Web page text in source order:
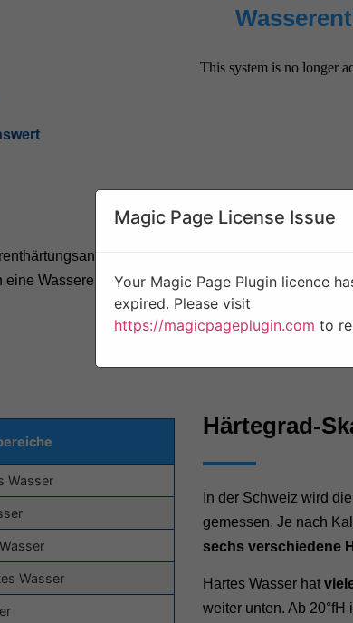
ist ab
eine Wasserenthärtung
Wasser
Wasser
Härtegrad-
In der Schweiz wird
gemessen. Je nach
sechs verschiedene
Hartes Wasser hat
weiter unten. Ab
Magic Page License Issue
Your Magic Page Plugin licence
expired. Please visit
https://magicpageplugin.com to